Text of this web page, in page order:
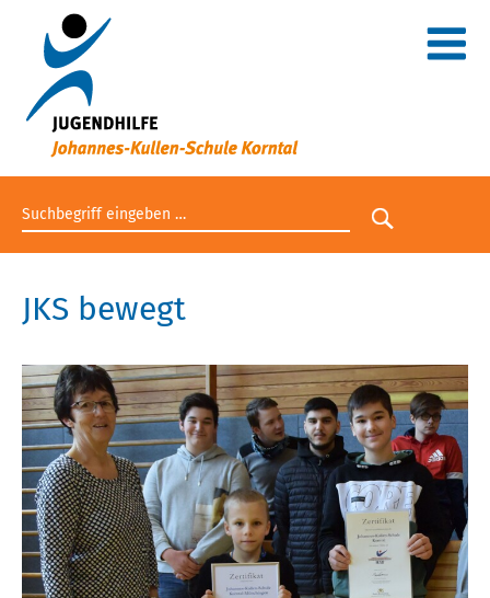
Suchbegriff eingeben
Suche
JKS bewegt